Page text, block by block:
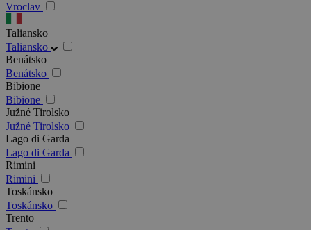
Vroclav
Taliansko
Taliansko
Benátsko
Benátsko
Bibione
Bibione
Južné Tirolsko
Južné Tirolsko
Lago di Garda
Lago di Garda
Rimini
Rimini
Toskánsko
Toskánsko
Trento